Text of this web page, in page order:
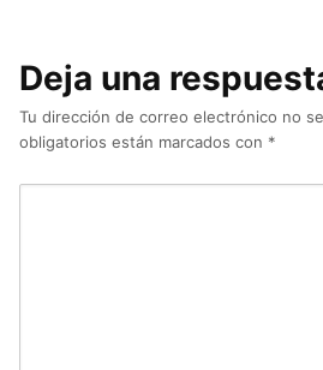
Deja una
Tu dirección de correo electrónico no
obligatorios están marcados con *